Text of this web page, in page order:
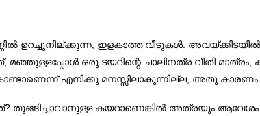
ഉറച്ചുനില്ക്കുന്ന, ഇളകാത്ത വീടുകൾ.
ഒരു ടയറിന്റെ ചാലിനത്ര വീതി
എനിക്കു മനസ്സിലാകുന്നില്ല, അതു കാരണം
തൂങ്ങിച്ചാവാനുള്ള കയറാണെങ്കിൽ അത്രയും